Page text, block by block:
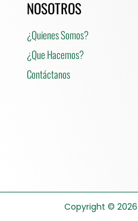
NOSOTROS
¿Quienes Somos?
¿Que Hacemos?
Contáctanos
Copyright © 2026